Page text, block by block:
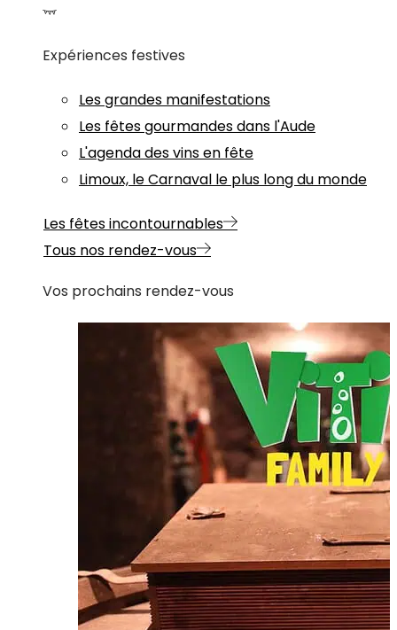
Expériences festives
Les grandes manifestations
Les fêtes gourmandes dans l'Aude
L'agenda des vins en fête
Limoux, le Carnaval le plus long du monde
Les fêtes incontournables
Tous nos rendez-vous
Vos prochains rendez-vous